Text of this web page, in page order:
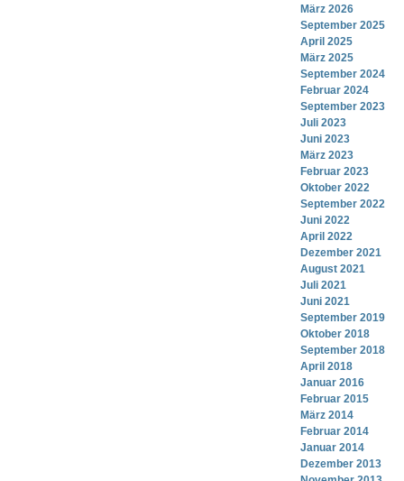
März 2026
September 2025
April 2025
März 2025
September 2024
Februar 2024
September 2023
Juli 2023
Juni 2023
März 2023
Februar 2023
Oktober 2022
September 2022
Juni 2022
April 2022
Dezember 2021
August 2021
Juli 2021
Juni 2021
September 2019
Oktober 2018
September 2018
April 2018
Januar 2016
Februar 2015
März 2014
Februar 2014
Januar 2014
Dezember 2013